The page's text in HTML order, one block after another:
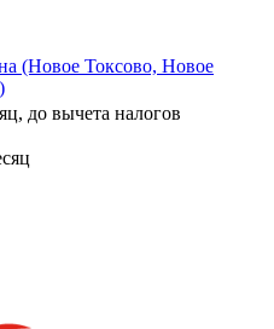
(Новое Токсово, Новое
до вычета налогов